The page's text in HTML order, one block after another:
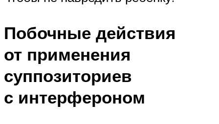
Побочные действия
от применения
суппозиториев
с интерфероном